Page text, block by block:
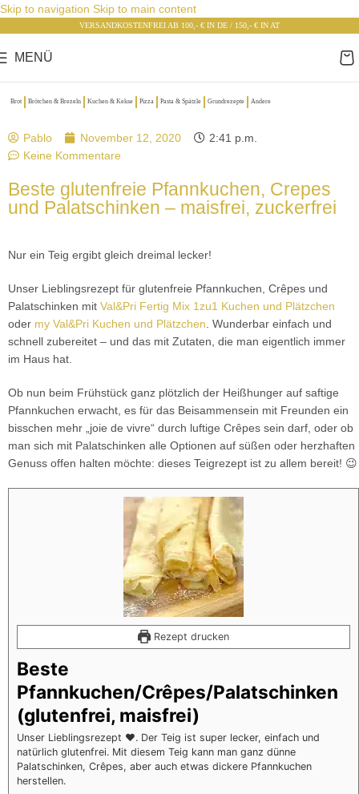
Skip to navigation Skip to main content
VERSANDKOSTENFREI AB 100,- € IN DE / 150,- € IN AT
MENÜ
Brot Brötchen & Brezeln Kuchen & Kekse Pizza Pasta & Spätzle Grundrezepte Andere
Pablo November 12, 2020
2:41 p.m.
Keine Kommentare
Beste glutenfreie Pfannkuchen, Crepes
und Palatschinken – maisfrei, zuckerfrei
Nur ein Teig ergibt gleich dreimal lecker!
Unser Lieblingsrezept für glutenfreie Pfannkuchen, Crêpes und
Palatschinken mit Val&Pri Fertig Mix 1zu1 Kuchen und Plätzchen
oder my Val&Pri Kuchen und Plätzchen . Wunderbar einfach und
schnell zubereitet – und das mit Zutaten, die man eigentlich immer
im Haus hat.
Ob nun beim Frühstück ganz plötzlich der Heißhunger auf saftige
Pfannkuchen erwacht, es für das Beisammensein mit Freunden ein
bisschen mehr „joie de vivre“ durch luftige Crêpes sein darf, oder ob
man sich mit Palatschinken alle Optionen auf süßen oder herzhaften
Genuss offen halten möchte: dieses Teigrezept ist zu allem bereit! 😉
Rezept drucken
Beste
Pfannkuchen/Crêpes/Palatschinken
(glutenfrei, maisfrei)
Unser Lieblingsrezept ❤️. Der Teig ist super lecker, einfach und
natürlich glutenfrei. Mit diesem Teig kann man ganz dünne
Palatschinken, Crêpes, aber auch etwas dickere Pfannkuchen
herstellen.